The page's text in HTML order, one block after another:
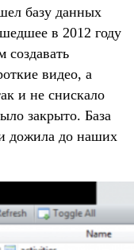
базу данных
в 2012 году
создавать
видео, а
и не снискало
закрыто. База
и дожила до наших